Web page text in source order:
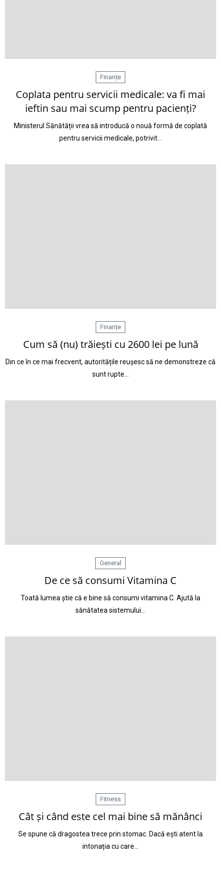
Finanțe
Coplata pentru servicii medicale: va fi mai
ieftin sau mai scump pentru pacienți?
Ministerul Sănătății vrea să introducă o nouă formă de coplată
pentru servicii medicale, potrivit…
Finanțe
Cum să (nu) trăiești cu 2600 lei pe lună
Din ce în ce mai frecvent, autoritățile reușesc să ne demonstreze că
sunt rupte…
General
De ce să consumi Vitamina C
Toată lumea știe că e bine să consumi vitamina C. Ajută la
sănătatea sistemului…
Fitness
Cât și când este cel mai bine să mănânci
Se spune că dragostea trece prin stomac. Dacă ești atent la
intonația cu care…